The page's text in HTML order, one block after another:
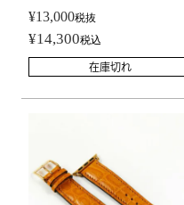
¥13,000税抜
¥14,300税込
在庫切れ